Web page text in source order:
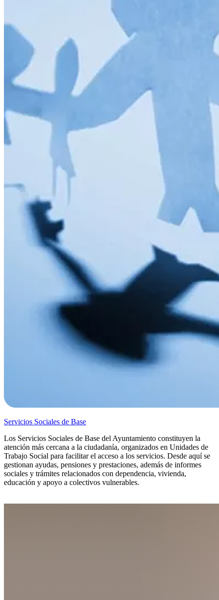
Servicios Sociales de Base
Los Servicios Sociales de Base del Ayuntamiento constituyen la
atención más cercana a la ciudadanía, organizados en Unidades de
Trabajo Social para facilitar el acceso a los servicios. Desde aquí se
gestionan ayudas, pensiones y prestaciones, además de informes
sociales y trámites relacionados con dependencia, vivienda,
educación y apoyo a colectivos vulnerables.